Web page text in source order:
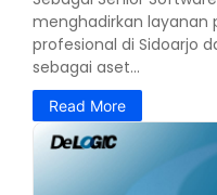
menghadirkan layanan
profesional di Sidoarjo
sebagai aset...
Read More